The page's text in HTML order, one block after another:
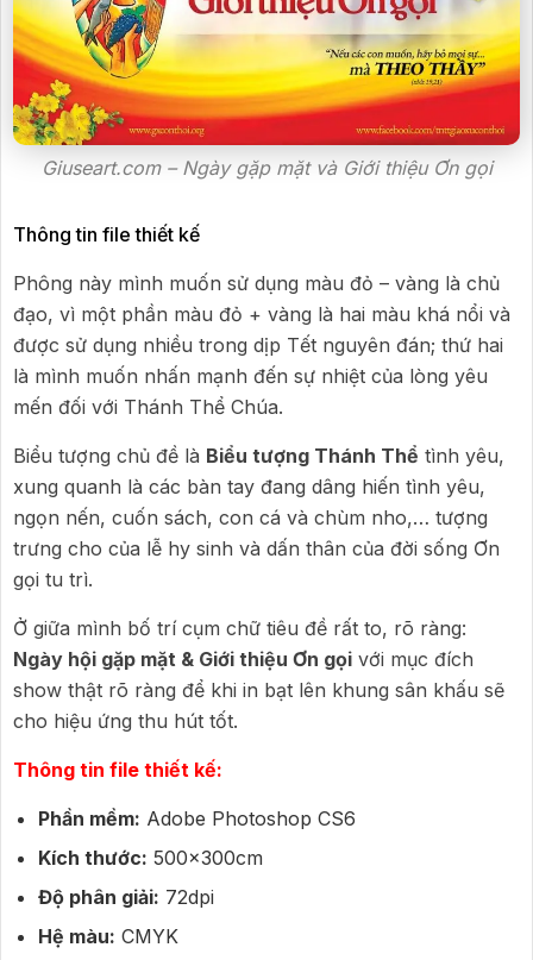
Giuseart.com – Ngày gặp mặt và Giới thiệu Ơn gọi
Thông tin file thiết kế
Phông này mình muốn sử dụng màu đỏ – vàng là chủ
đạo, vì một phần màu đỏ + vàng là hai màu khá nổi và
được sử dụng nhiều trong dịp Tết nguyên đán; thứ hai
là mình muốn nhấn mạnh đến sự nhiệt của lòng yêu
mến đối với Thánh Thể Chúa.
Biểu tượng chủ đề là Biểu tượng Thánh Thể tình yêu,
xung quanh là các bàn tay đang dâng hiến tình yêu,
ngọn nến, cuốn sách, con cá và chùm nho,… tượng
trưng cho của lễ hy sinh và dấn thân của đời sống Ơn
gọi tu trì.
Ở giữa mình bố trí cụm chữ tiêu đề rất to, rõ ràng:
Ngày hội gặp mặt & Giới thiệu Ơn gọi với mục đích
show thật rõ ràng để khi in bạt lên khung sân khấu sẽ
cho hiệu ứng thu hút tốt.
Thông tin file thiết kế:
Phần mềm: Adobe Photoshop CS6
Kích thước: 500x300cm
Độ phân giải: 72dpi
Hệ màu: CMYK